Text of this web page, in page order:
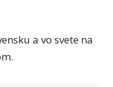
a vo svete na